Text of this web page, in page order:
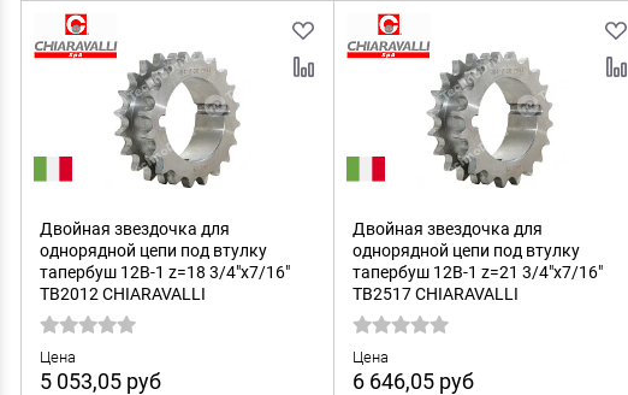
Двойная звездочка для
однорядной цепи под втулку
тапербуш 12B-1 z=18 3/4"x7/16"
TB2012 CHIARAVALLI
Цена
5 053,05 руб
Двойная звездочка для
однорядной цепи под втулку
тапербуш 12B-1 z=21 3/4"x7/16"
TB2517 CHIARAVALLI
Цена
6 646,05 руб